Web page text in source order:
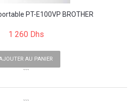
PT-E100VP BROTHER
1 260 Dhs
AU PANIER
```
```